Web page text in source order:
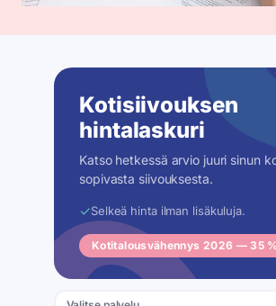
Kotisiivouksen
hintalaskuri
Katso hetkessä arvio juuri sinun
sopivasta siivouksesta.
✓Selkeä hinta ilman lisäkuluja.
Kotitalousvähennys 2026 — 35 %